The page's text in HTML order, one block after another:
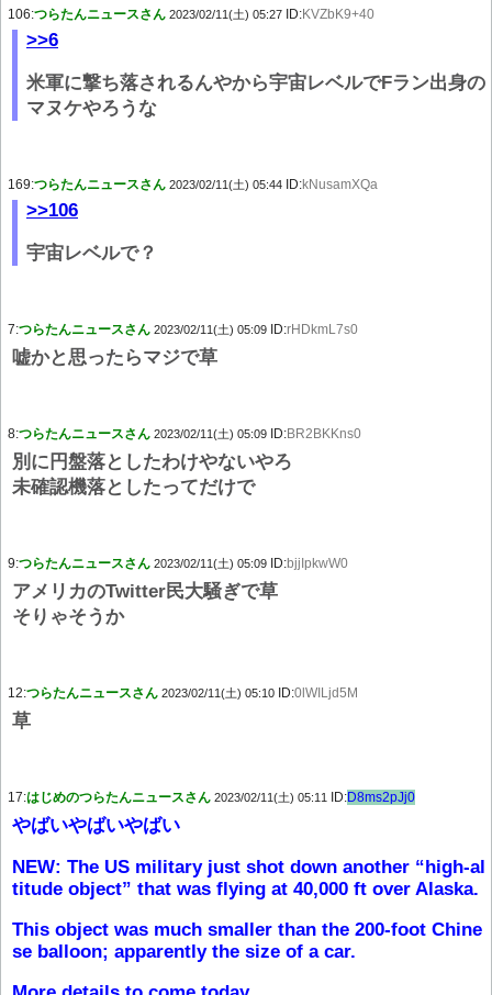
106:つらたんニュースさん 2023/02/11(土) 05:27 ID:KVZbK9+40
>>6
米軍に撃ち落されるんやから宇宙レベルでFラン出身の
マヌケやろうな
169:つらたんニュースさん 2023/02/11(土) 05:44 ID:kNusamXQa
>>106
宇宙レベルで？
7:つらたんニュースさん 2023/02/11(土) 05:09 ID:rHDkmL7s0
嘘かと思ったらマジで草
8:つらたんニュースさん 2023/02/11(土) 05:09 ID:BR2BKKns0
別に円盤落としたわけやないやろ
未確認機落としたってだけで
9:つらたんニュースさん 2023/02/11(土) 05:09 ID:bjjIpkwW0
アメリカのTwitter民大騒ぎで草
そりゃそうか
12:つらたんニュースさん 2023/02/11(土) 05:10 ID:0lWILjd5M
草
17:はじめのつらたんニュースさん 2023/02/11(土) 05:11 ID:D8ms2pJj0
やばいやばいやばい
NEW: The US military just shot down another “high-al
titude object” that was flying at 40,000 ft over Alaska.
This object was much smaller than the 200-foot Chine
se balloon; apparently the size of a car.